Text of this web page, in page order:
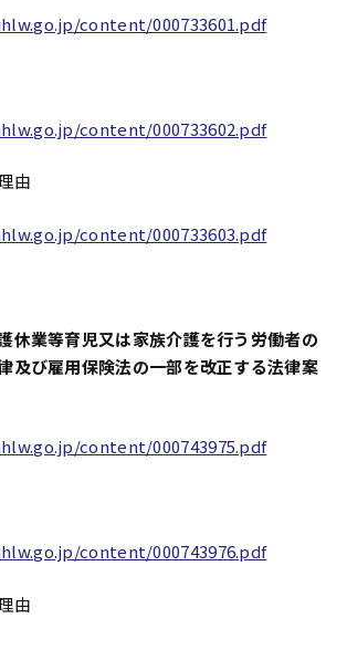
content/000733601.pdf
content/000733602.pdf
由
content/000733603.pdf
休業等育児又は家族介護を行う労働者の
及び雇用保険法の一部を改正する法律案
content/000743975.pdf
content/000743976.pdf
由